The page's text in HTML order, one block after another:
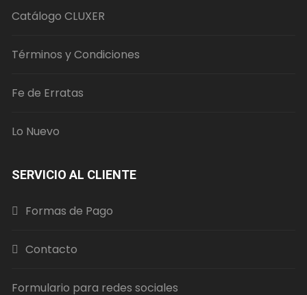
Catálogo CLUXER
Términos y Condiciones
Fe de Erratas
Lo Nuevo
SERVICIO AL CLIENTE
Formas de Pago
Contacto
Formulario para redes sociales